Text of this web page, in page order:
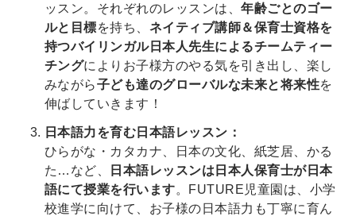
ッスン。それぞれのレッスンは、年齢ごとのゴー
ルと目標を持ち、 ネイティブ講師＆保育士資格を
持つバイリンガル日本人先生によるチームティー
チングによりお子様方のやる気を引き出し、楽し
みながら子ども達のグローバルな未来と将来性を
伸ばしていきます！
日本語力を育む日本語レッスン：
ひらがな・カタカナ、日本の文化、紙芝居、かる
た…など、
日本語レッスンは日本人保育士が日本
語にて授業を行います。FUTURE児童園は、小学
校進学に向けて、お子様の日本語力も丁寧に育ん